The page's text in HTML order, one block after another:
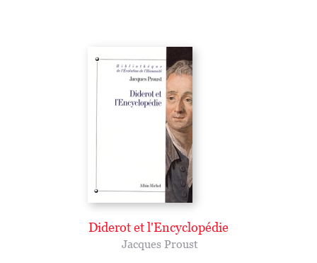
Diderot et l'Encyclopédie
Jacques Proust